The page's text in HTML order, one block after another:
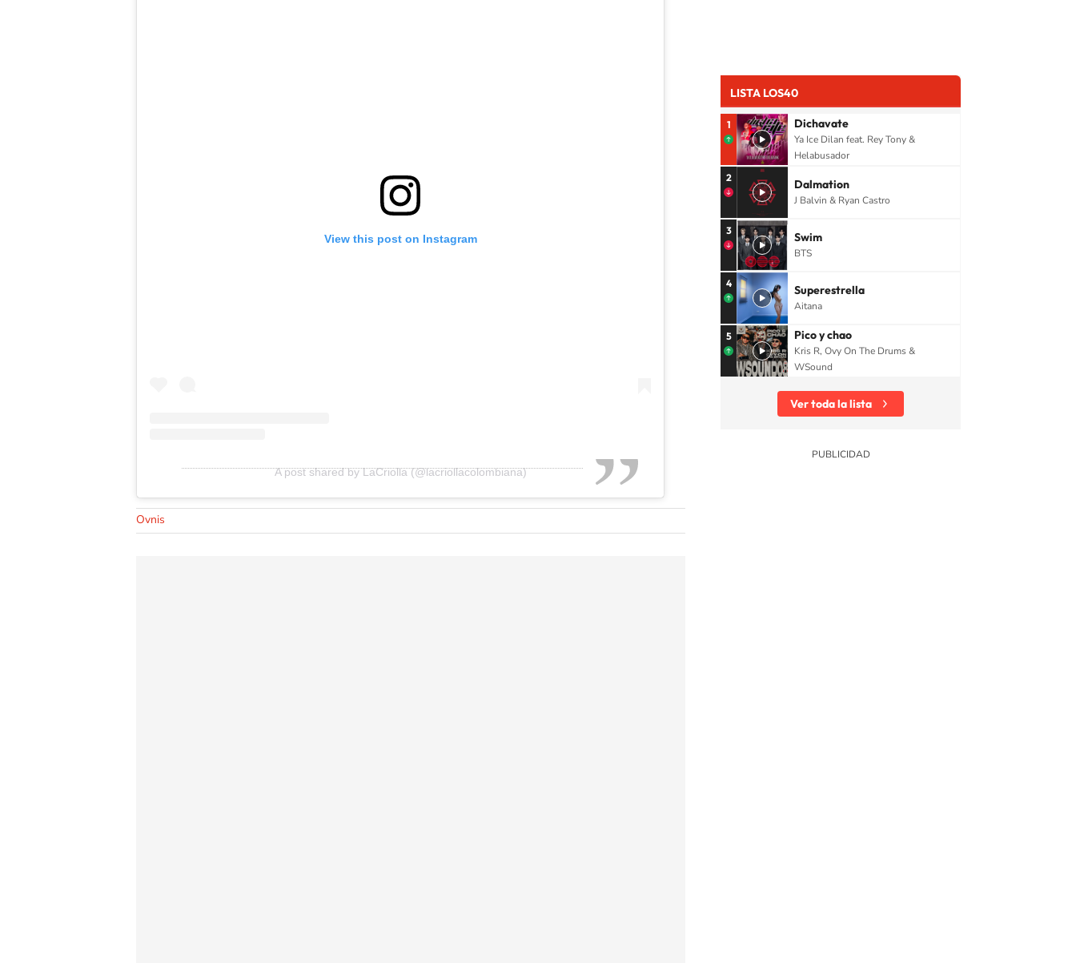
View this post on Instagram
A post shared by LaCriolla (@lacriollacolombiana)
Ovnis
LISTA LOS40
1 Dichavate
Ya Ice Dilan feat. Rey Tony &
Helabusador
2 Dalmation
J Balvin & Ryan Castro
3 Swim
BTS
4 Superestrella
Aitana
5 Pico y chao
Kris R, Ovy On The Drums &
WSound
Ver toda la lista